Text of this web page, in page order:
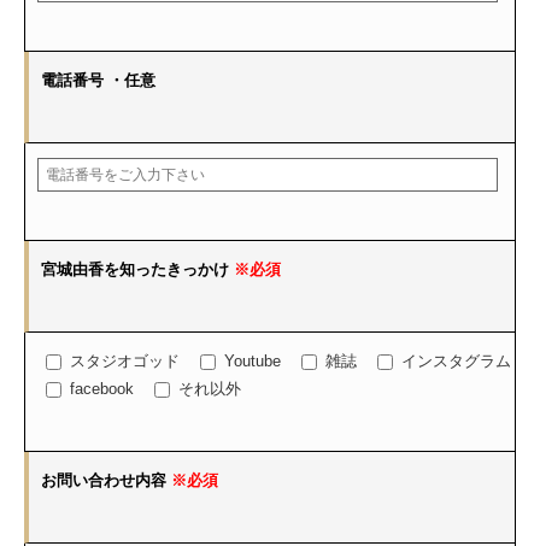
電話番号 ・任意
宮城由香を知ったきっかけ ※必須
スタジオゴッド Youtube 雑誌
インスタグラム
facebook
それ以外
お問い合わせ内容 ※必須